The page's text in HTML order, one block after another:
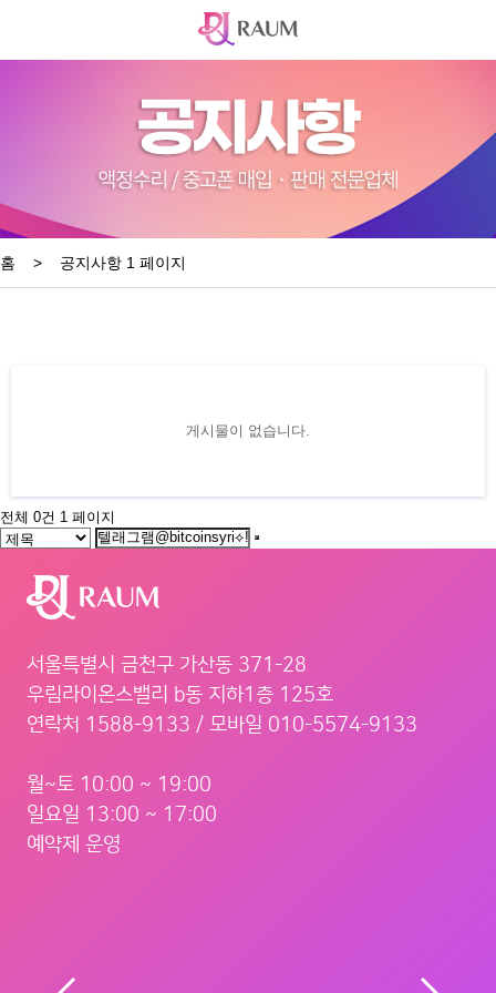
홈 > 공지사항 1 페이지
게시물이 없습니다.
전체 0건 1 페이지
서울특별시 금천구 가산동 371-28
우림라이온스밸리 b동 지하1층 125호
연락처 1588-9133 / 모바일 010-5574-9133
월~토 10:00 ~ 19:00
일요일 13:00 ~ 17:00
예약제 운영